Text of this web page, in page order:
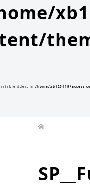
$desc in /home/xb120119/access-